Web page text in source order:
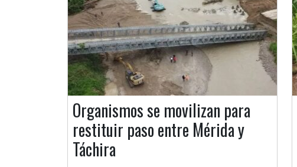
Organismos se movilizan para
restituir paso entre Mérida y
Táchira